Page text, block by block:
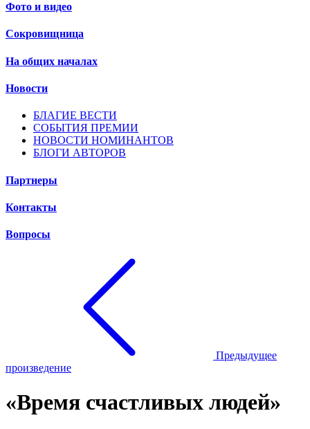
Фото и видео
Сокровищница
На общих началах
Новости
БЛАГИЕ ВЕСТИ
СОБЫТИЯ ПРЕМИИ
НОВОСТИ НОМИНАНТОВ
БЛОГИ АВТОРОВ
Партнеры
Контакты
Вопросы
Предыдущее
произведение
«Время счастливых людей»